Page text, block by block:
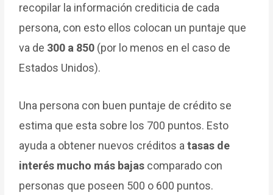
recopilar la información crediticia de cada
persona, con esto ellos colocan un puntaje que
va de 300 a 850 (por lo menos en el caso de
Estados Unidos).
Una persona con buen puntaje de crédito se
estima que esta sobre los 700 puntos. Esto
ayuda a obtener nuevos créditos a tasas de
interés mucho más bajas comparado con
personas que poseen 500 o 600 puntos.